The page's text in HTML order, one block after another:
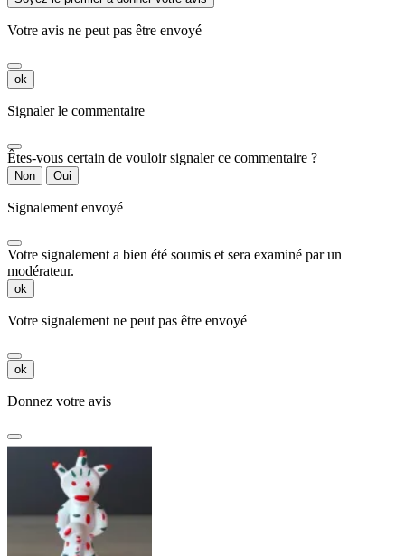
Votre avis ne peut pas être envoyé
ok
Signaler le commentaire
Êtes-vous certain de vouloir signaler ce commentaire ?
Non Oui
Signalement envoyé
Votre signalement a bien été soumis et sera examiné par un
modérateur.
ok
Votre signalement ne peut pas être envoyé
ok
Donnez votre avis